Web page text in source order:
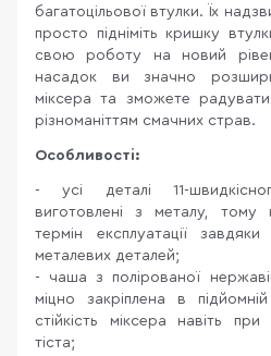
багатоцільової втулки. Їх
просто підніміть кришку
свою роботу на новий
насадок ви значно
міксера та зможете
різноманіттям смачних страв.
Особливості:
- усі деталі 11-
виготовлені з металу, тому
термін експлуатації завдяки
металевих деталей;
- чаша з полірованої
міцно закріплена в
стійкість міксера навіть
тіста;